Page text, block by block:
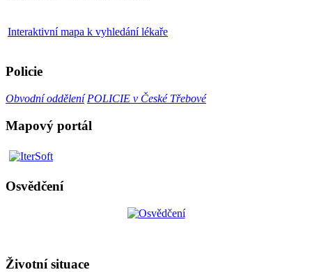
Interaktivní mapa k vyhledání lékaře
Policie
Obvodní oddělení POLICIE v České Třebové
Mapový portál
Osvědčení
Životní situace